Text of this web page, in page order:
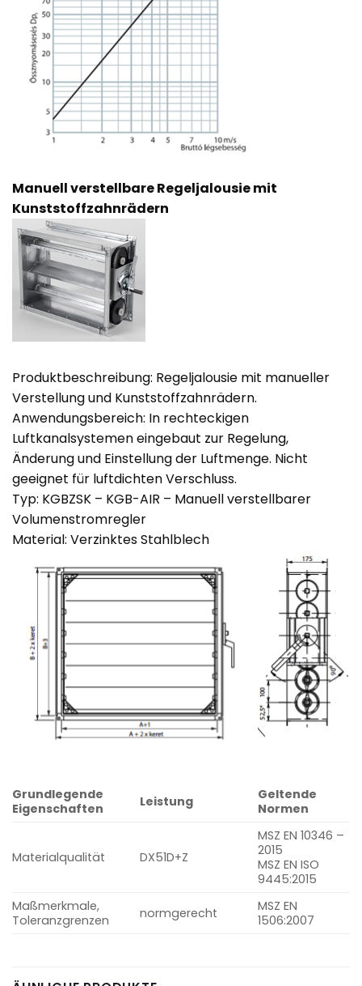
Manuell verstellbare Regeljalousie mit
Kunststoffzahnrädern
Produktbeschreibung: Regeljalousie mit manueller
Verstellung und Kunststoffzahnrädern.
Anwendungsbereich: In rechteckigen
Luftkanalsystemen eingebaut zur Regelung,
Änderung und Einstellung der Luftmenge. Nicht
geeignet für luftdichten Verschluss.
Typ: KGBZSK – KGB-AIR – Manuell verstellbarer
Volumenstromregler
Material: Verzinktes Stahlblech
Grundlegende
Eigenschaften
Leistung
Geltende
Normen
Materialqualität DX51D+Z
MSZ EN 10346 –
2015
MSZ EN ISO
9445:2015
Maßmerkmale,
Toleranzgrenzen
normgerecht
MSZ EN
1506:2007